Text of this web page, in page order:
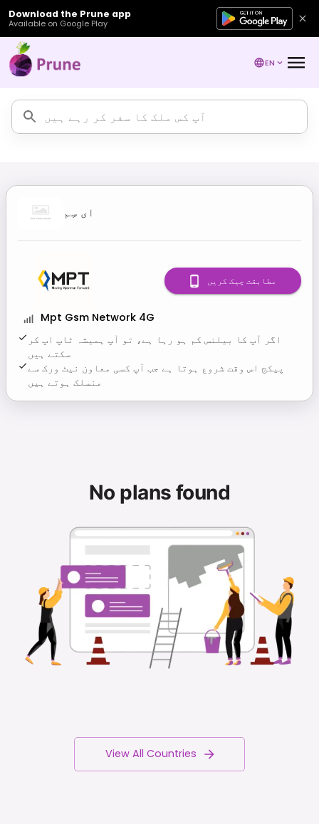
Download the Prune app
Available on Google Play
EN
ای سِم
Mpt Gsm Network 4G
اگر آپ کا بیلنس کم ہو رہا ہے، تو آپ ہمیشہ ٹاپ اپ کر
سکتے ہیں
پیکج اس وقت شروع ہوتا ہے جب آپ کسی معاون نیٹ ورک سے
منسلک ہوتے ہیں
مطابقت چیک کریں
No plans found
View All Countries